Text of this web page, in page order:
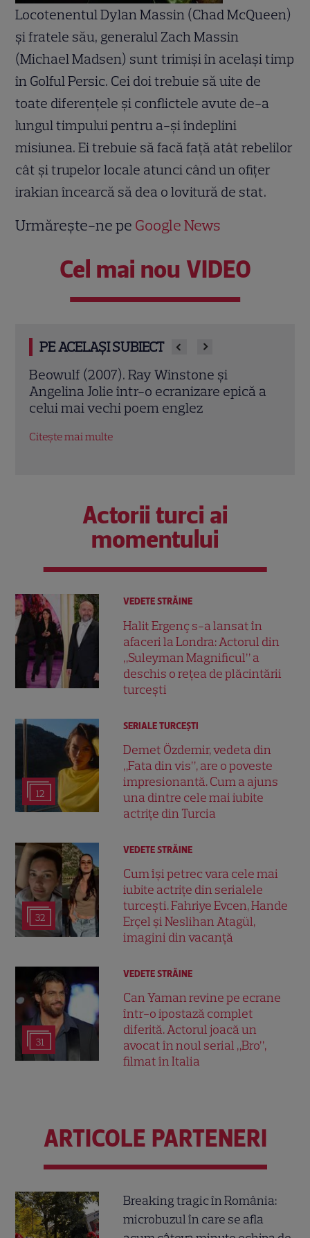
Locotenentul Dylan Massin (Chad McQueen)
şi fratele său, generalul Zach Massin
(Michael Madsen) sunt trimişi în acelaşi timp
în Golful Persic. Cei doi trebuie să uite de
toate diferenţele şi conflictele avute de-a
lungul timpului pentru a-şi îndeplini
misiunea. Ei trebuie să facă faţă atât rebelilor
cât şi trupelor locale atunci când un ofiţer
irakian încearcă să dea o lovitură de stat.
Urmărește-ne pe Google News
Cel mai nou VIDEO
PE ACELAȘI SUBIECT
Jack Ryan: Agentul din umbră (2014).
Chris Pine și Kevin Costner, într-o cursă
contra cronometru pentru salvarea
Actorii turci ai
momentului
VEDETE STRĂINE
Halit Ergenç s-a lansat în
afaceri la Londra: Actorul din
„Suleyman Magnificul” a
deschis o rețea de plăcintării
turcești
12
SERIALE TURCEŞTI
Demet Özdemir, vedeta din
„Fata din vis”, are o poveste
impresionantă. Cum a ajuns
una dintre cele mai iubite
actrițe din Turcia
32
VEDETE STRĂINE
Cum își petrec vara cele mai
iubite actrițe din serialele
turcești. Fahriye Evcen, Hande
Erçel și Neslihan Atagül,
imagini din vacanță
31
VEDETE STRĂINE
Can Yaman revine pe ecrane
într-o ipostază complet
diferită. Actorul joacă un
avocat în noul serial „Bro”,
filmat în Italia
ARTICOLE PARTENERI
Breaking tragic în România:
microbuzul în care se afla